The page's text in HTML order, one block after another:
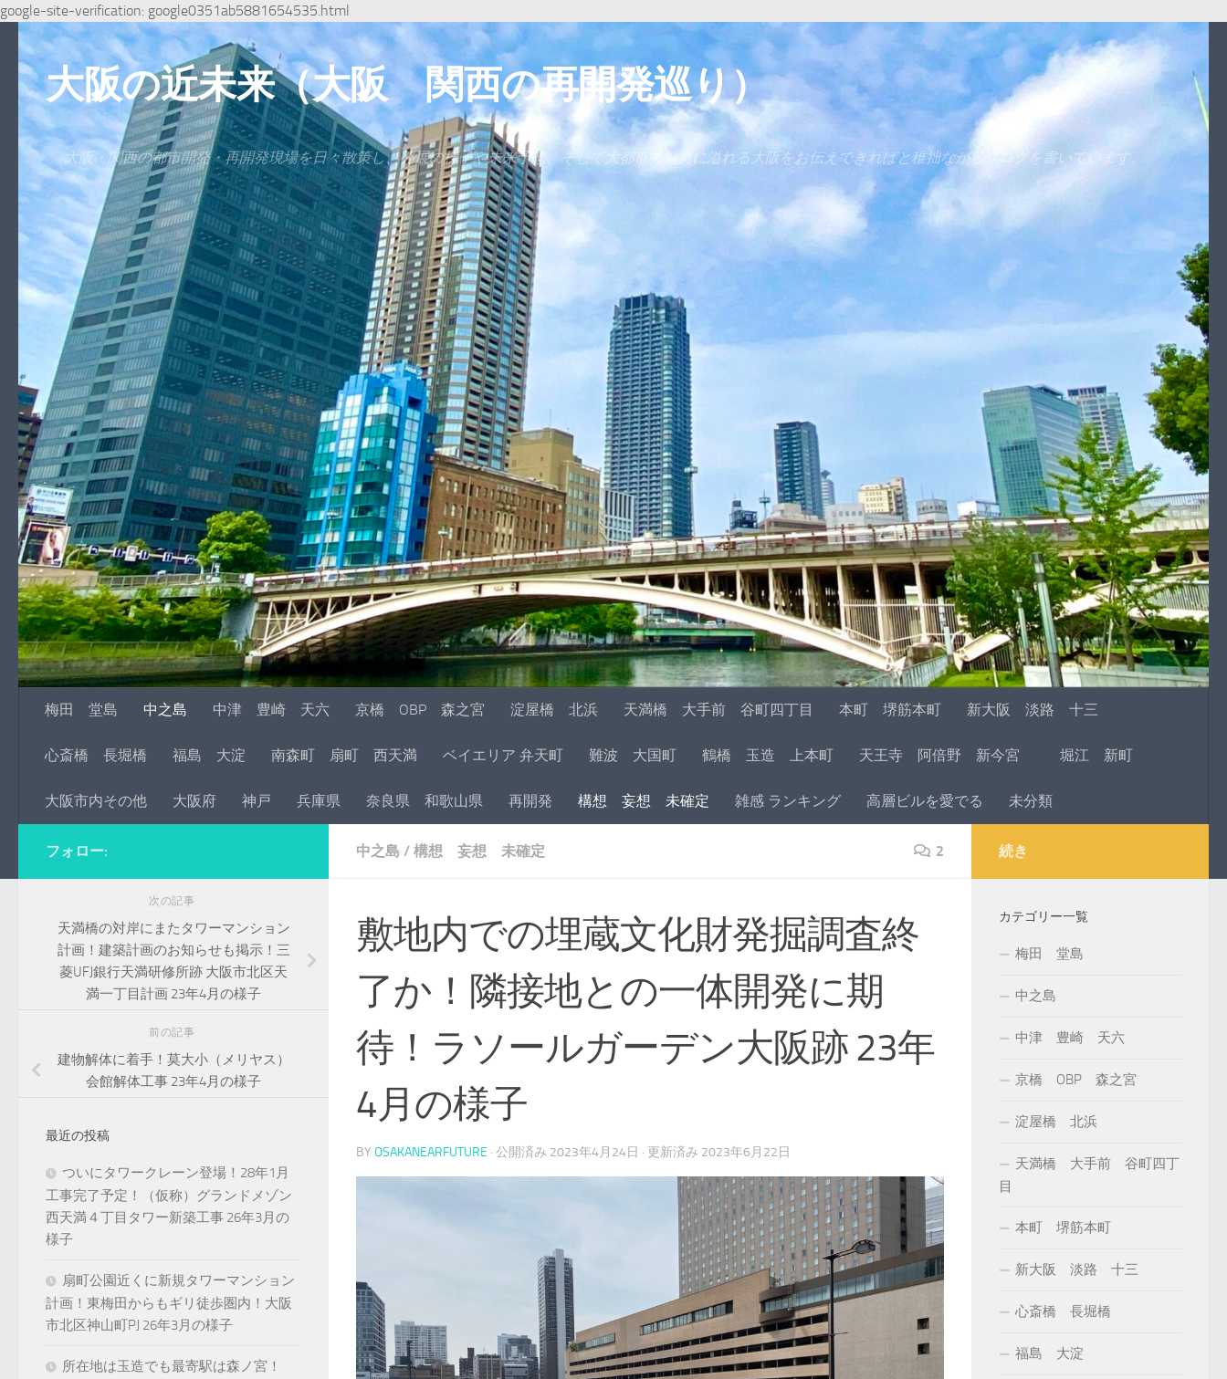
google-site-verification: google0351ab5881654535.html
コンテンツへスキップ
大阪の近未来（大阪 関西の再開発巡り）
大阪・関西の都市開発・再開発現場を日々散策し、発展の様子や未来予想、そして大都市の魅力に溢れる大阪をお伝えできればと稚拙ながらブログを書いています。
梅田 堂島 中之島 中津 豊崎 天六 京橋 OBP 森之宮 淀屋橋 北浜 天満橋 大手前 谷町四丁目 本町 堺筋本町 新大阪 淡路 十三
心斎橋 長堀橋 福島 大淀 南森町 扇町 西天満 ベイエリア 弁天町 難波 大国町 鶴橋 玉造 上本町 天王寺 阿倍野 新今宮 堀江 新町
大阪市内その他 大阪府 神戸 兵庫県 奈良県 和歌山県 再開発 構想 妄想 未確定 雑感 ランキング 高層ビルを愛でる 未分類
中之島 / 構想 妄想 未確定 2
敷地内での埋蔵文化財発掘調査終
了か！隣接地との一体開発に期
待！ラソールガーデン大阪跡 23年
4月の様子
BY OSAKANEARFUTURE · 公開済み 2023年4月24日 · 更新済み 2023年6月22日
フォロー:
次の記事
天満橋の対岸にまたタワーマンション
計画！建築計画のお知らせも掲示！三
菱UFJ銀行天満研修所跡 大阪市北区天
満一丁目計画 23年4月の様子
前の記事
建物解体に着手！莫大小（メリヤス）
会館解体工事 23年4月の様子
最近の投稿
ついにタワークレーン登場！28年1月
工事完了予定！（仮称）グランドメゾン
西天満４丁目タワー新築工事 26年3月の
様子
扇町公園近くに新規タワーマンション
計画！東梅田からもギリ徒歩圏内！大阪
市北区神山町PJ 26年3月の様子
所在地は玉造でも最寄駅は森ノ宮！
続き
カテゴリー一覧
梅田 堂島
中之島
中津 豊崎 天六
京橋 OBP 森之宮
淀屋橋 北浜
天満橋 大手前 谷町四丁
目
本町 堺筋本町
新大阪 淡路 十三
心斎橋 長堀橋
福島 大淀